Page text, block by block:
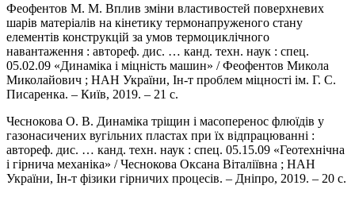
Феофентов М. М. Вплив зміни властивостей поверхневих
шарів матеріалів на кінетику термонапруженого стану
елементів конструкцій за умов термоциклічного
навантаження : автореф. дис. … канд. техн. наук : спец.
05.02.09 «Динаміка і міцність машин» / Феофентов Микола
Миколайович ; НАН України, Ін-т проблем міцності ім. Г. С.
Писаренка. – Київ, 2019. – 21 с.
Чеснокова О. В. Динаміка тріщин і масоперенос флюїдів у
газонасичених вугільних пластах при їх відпрацюванні :
автореф. дис. … канд. техн. наук : спец. 05.15.09 «Геотехнічна
і гірнича механіка» / Чеснокова Оксана Віталіївна ; НАН
України, Ін-т фізики гірничих процесів. – Дніпро, 2019. – 20 с.